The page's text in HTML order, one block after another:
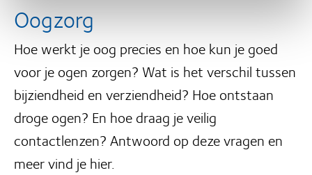
Oogzorg
Hoe werkt je oog precies en hoe kun je goed
voor je ogen zorgen? Wat is het verschil tussen
bijziendheid en verziendheid? Hoe ontstaan
droge ogen? En hoe draag je veilig
contactlenzen? Antwoord op deze vragen en
meer vind je hier.